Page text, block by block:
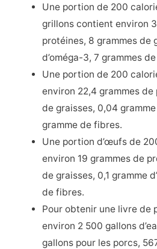
Une portion de 200
grillons contient environ
protéines, 8 grammes de
d’oméga-3, 7 grammes
Une portion de 200
environ 22,4 grammes de
de graisses, 0,04
gramme de fibres.
Une portion d’œufs de
environ 19 grammes de
de graisses, 0,1 gramme
de fibres.
Pour obtenir une livre de
environ 2 500 gallons
gallons pour les porcs,